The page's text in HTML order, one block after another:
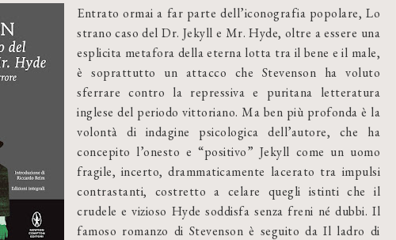
Entrato ormai a far parte dell’iconografia popolare, Lo
strano caso del Dr. Jekyll e Mr. Hyde, oltre a essere una
esplicita metafora della eterna lotta tra il bene e il male,
è soprattutto un attacco che Stevenson ha voluto
sferrare contro la repressiva e puritana letteratura
inglese del periodo vittoriano. Ma ben più profonda è la
volontà di indagine psicologica dell’autore, che ha
concepito l’onesto e “positivo” Jekyll come un uomo
fragile, incerto, drammaticamente lacerato tra impulsi
contrastanti, costretto a celare quegli istinti che il
crudele e vizioso Hyde soddisfa senza freni né dubbi. Il
famoso romanzo di Stevenson è seguito da Il ladro di